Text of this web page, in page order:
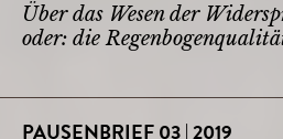
Über das Wesen der
oder: die
PAUSENBRIEF 03 | 2019